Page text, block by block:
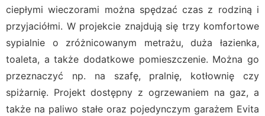
ciepłymi wieczorami można spędzać czas z rodziną i
przyjaciółmi. W projekcie znajdują się trzy komfortowe
sypialnie o zróżnicowanym metrażu, duża łazienka,
toaleta, a także dodatkowe pomieszczenie. Można go
przeznaczyć np. na szafę, pralnię, kotłownię czy
spiżarnię. Projekt dostępny z ogrzewaniem na gaz, a
także na paliwo stałe oraz pojedynczym garażem Evita